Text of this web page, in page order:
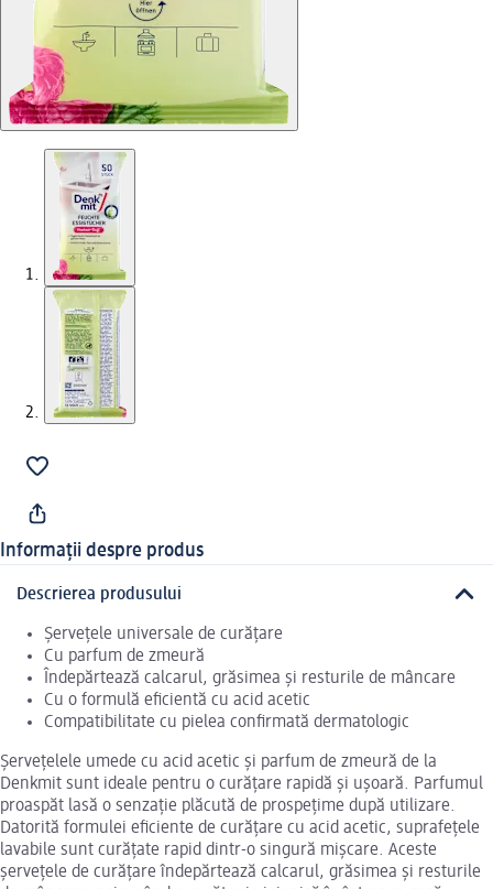
Informații despre produs
Descrierea produsului
Șervețele universale de curățare
Cu parfum de zmeură
Îndepărtează calcarul, grăsimea și resturile de mâncare
Cu o formulă eficientă cu acid acetic
Compatibilitate cu pielea confirmată dermatologic
Șervețelele umede cu acid acetic și parfum de zmeură de la
Denkmit sunt ideale pentru o curățare rapidă și ușoară. Parfumul
proaspăt lasă o senzație plăcută de prospețime după utilizare.
Datorită formulei eficiente de curățare cu acid acetic, suprafețele
lavabile sunt curățate rapid dintr-o singură mișcare. Aceste
șervețele de curățare îndepărtează calcarul, grăsimea și resturile